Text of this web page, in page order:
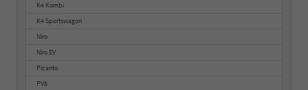
K4 Kombi
K4 Sportswagon
Niro
Niro EV
Picanto
PV5